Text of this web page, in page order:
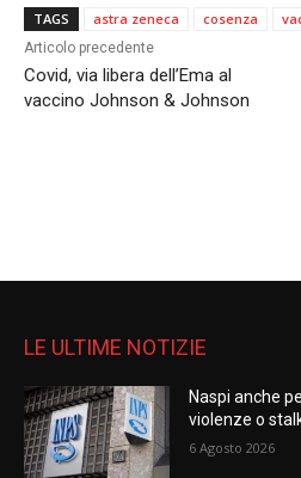
TAGS astra zeneca cosenza
Articolo precedente
Covid, via libera dell’Ema al
vaccino Johnson & Johnson
LE ULTIME NOTIZIE
Naspi anche
violenze o
6 Agosto 2026